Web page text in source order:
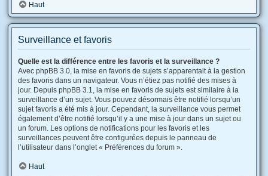
Haut
Surveillance et favoris
Quelle est la différence entre les favoris et la surveillance ?
Avec phpBB 3.0, la mise en favoris de sujets s’apparentait à la gestion
des favoris dans un navigateur. Vous n’étiez pas notifié des mises à
jour. Depuis phpBB 3.1, la mise en favoris de sujets est similaire à la
surveillance d’un sujet. Vous pouvez désormais être notifié lorsqu’un
sujet favoris a été mis à jour. Cependant, la surveillance vous permet
également d’être notifié lorsqu’il y a une mise à jour dans un sujet ou
un forum. Les options de notifications pour les favoris et les
surveillances peuvent être configurées depuis le panneau de
l’utilisateur dans l’onglet « Préférences du forum ».
Haut